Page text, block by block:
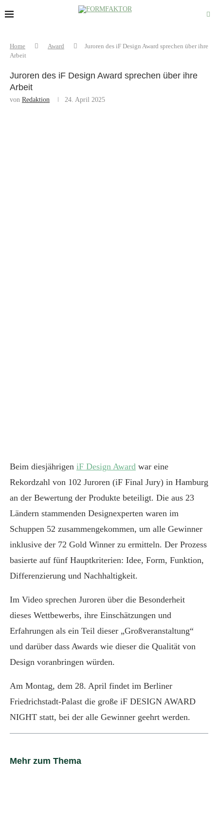
Home Award
Juroren des iF Design Award sprechen über ihre
Arbeit
Juroren des iF Design Award sprechen über ihre
Arbeit
von Redaktion 24. April 2025
Beim diesjährigen iF Design Award war eine
Rekordzahl von 102 Juroren (iF Final Jury) in Hamburg
an der Bewertung der Produkte beteiligt. Die aus 23
Ländern stammenden Designexperten waren im
Schuppen 52 zusammengekommen, um alle Gewinner
inklusive der 72 Gold Winner zu ermitteln. Der Prozess
basierte auf fünf Hauptkriterien: Idee, Form, Funktion,
Differenzierung und Nachhaltigkeit.
Im Video sprechen Juroren über die Besonderheit
dieses Wettbewerbs, ihre Einschätzungen und
Erfahrungen als ein Teil dieser „Großveranstaltung“
und darüber dass Awards wie dieser die Qualität von
Design voranbringen würden.
Am Montag, dem 28. April findet im Berliner
Friedrichstadt-Palast die große iF DESIGN AWARD
NIGHT statt, bei der alle Gewinner geehrt werden.
Mehr zum Thema